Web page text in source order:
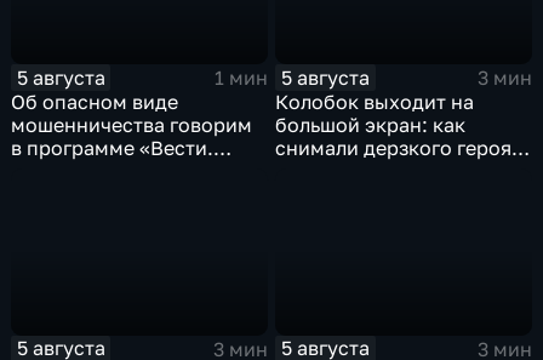
5 августа
1 мин
Об опасном виде
мошенничества говорим
в программе «Вести.
5 августа
3 мин
Колобок выходит на
большой экран: как
снимали дерзкого героя
5 августа
3 мин
5 августа
3 мин